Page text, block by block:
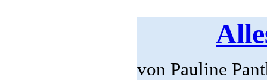
von Pauline